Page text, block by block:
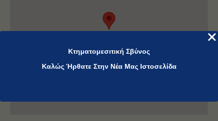
Κτηματομεσιτική Σβύνος
Καλώς Ήρθατε Στην Νέα Μας Ιστοσελίδα